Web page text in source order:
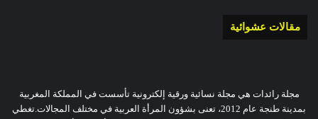
مقالات عشوائية
مجلة رائدات هي مجلة نسائية ورقية إلكترونية تأسست في المملكة المغربية
بمدينة طنجة عام 2012، تعنى بشؤون المرأة العربية في مختلف المجالات.تغطي